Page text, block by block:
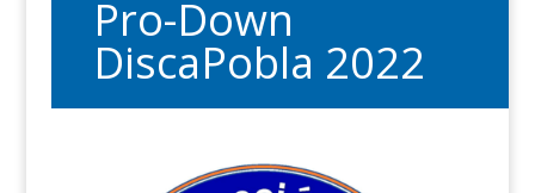
Pro-Down
DiscaPobla 2022